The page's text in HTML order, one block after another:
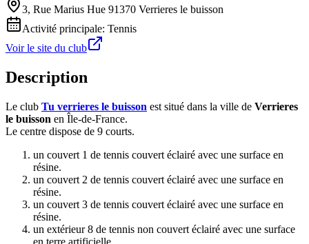
3, Rue Marius Hue 91370 Verrieres le buisson
Activité principale: Tennis
Voir le site du club
Description
Le club Tu verrieres le buisson est situé dans la ville de Verrieres
le buisson en Île-de-France.
Le centre dispose de 9 courts.
un couvert 1 de tennis couvert éclairé avec une surface en
résine.
un couvert 2 de tennis couvert éclairé avec une surface en
résine.
un couvert 3 de tennis couvert éclairé avec une surface en
résine.
un extérieur 8 de tennis non couvert éclairé avec une surface
en terre artificielle.